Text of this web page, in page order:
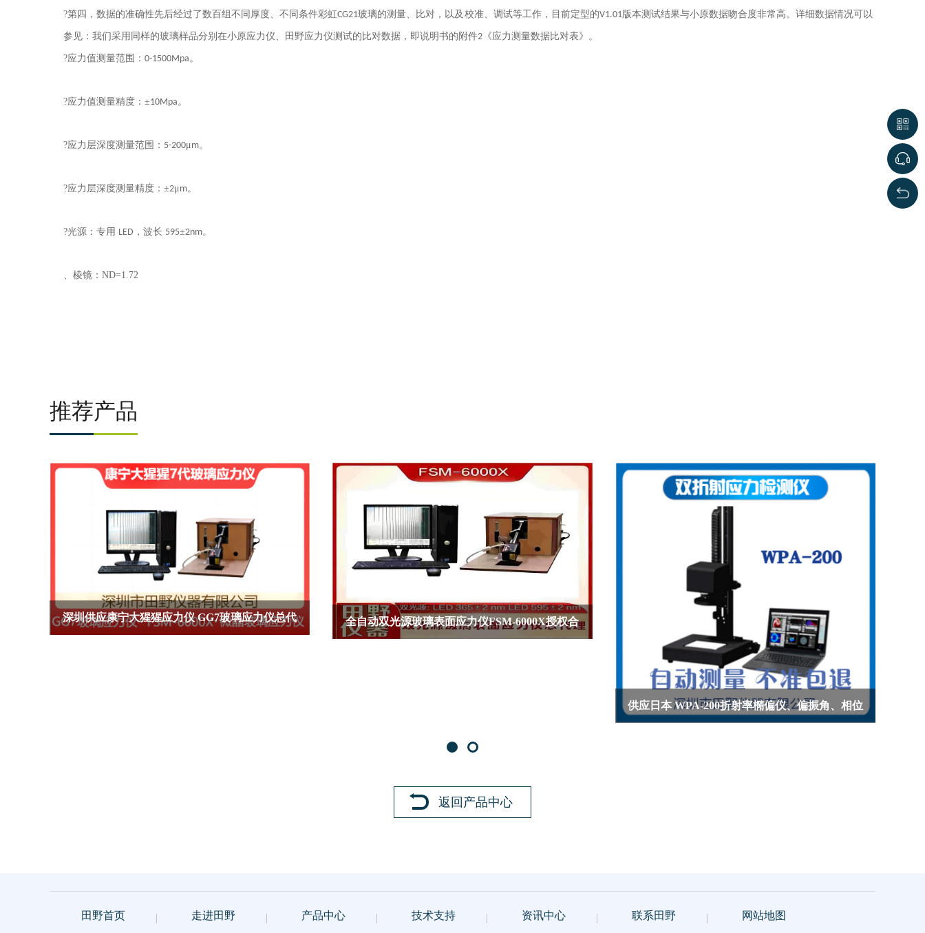
?第四，数据的准确性先后经过了数百组不同厚度、不同条件彩虹CG21玻璃的测量、比对，以及校准、调试等工作，目前定型的V1.01版本测试结果与小原数据吻合度非常高。详细数据情况可以
参见：我们采用同样的玻璃样品分别在小原应力仪、田野应力仪测试的比对数据，即说明书的附件2 《应力测量数据比对表》。
?应力值测量范围： 0-1500Mpa。
?应力值测量精度：±10Mpa。
?应力层深度测量范围： 5-200μm。
?应力层深度测量精度：±2μm。
?光源：专用 LED ，波长 595±2nm。
、棱镜： ND=1.72
推荐产品
深圳供应康宁大猩猩应力仪 GG7玻璃应力仪总代 全自动双光源玻璃表面应力仪FSM-6000X授权合
供应日本 WPA-200折射率橢偏仪、偏振角、相位
返回产品中心
田野首页 走进田野 产品中心 技术支持 资讯中心 联系田野 网站地图